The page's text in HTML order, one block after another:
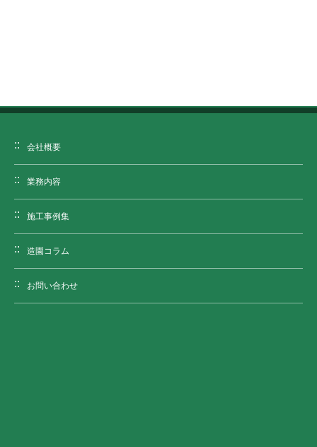
会社概要
業務内容
施工事例集
造園コラム
お問い合わせ